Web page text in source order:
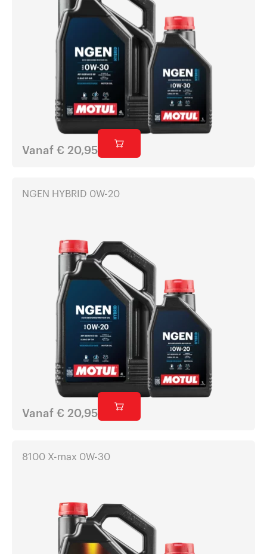
Vanaf € 20,95
NGEN HYBRID 0W-20
Vanaf € 20,95
8100 X-max 0W-30